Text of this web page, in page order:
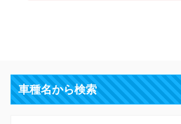
車種名から検索